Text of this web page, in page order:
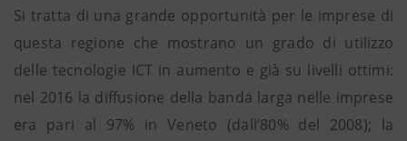
Si tratta di una grande opportunità per le imprese di
questa regione che mostrano un grado di utilizzo
delle tecnologie ICT in aumento e già su livelli ottimi:
nel 2016 la diffusione della banda larga nelle imprese
era pari al 97% in Veneto (dall’80% del 2008); la